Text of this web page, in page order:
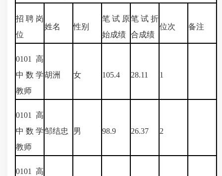
招聘岗
位
姓名 性别
笔试原
始成绩
笔试折
合成绩
位次 备注
0101
高
中数学
教师
胡洲 女 105.4 28.11 1
0101
高
中数学
教师
邹结忠 男 98.9 26.37 2
0101
高